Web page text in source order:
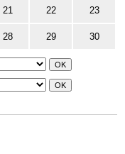
21 22 23
28 29 30